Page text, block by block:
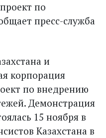
по
пресс-служба
и
корпорация
по внедрению
Демонстрация
15 ноября в
Казахстана в